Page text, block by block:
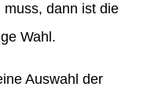
dann ist die
Wahl.
Auswahl der